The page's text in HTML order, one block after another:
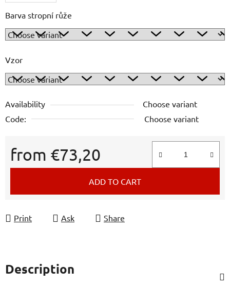
Barva stropní růže
Vzor
Availability
Choose variant
Code:
Choose variant
from €73,20
Measure price:
ADD TO CART
Print Ask Share
Description